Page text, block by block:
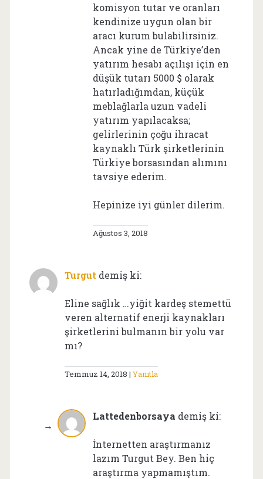
komisyon tutar ve oranları
kendinize uygun olan bir
aracı kurum bulabilirsiniz.
Ancak yine de Türkiye’den
yatırım hesabı açılışı için en
düşük tutarı 5000 $ olarak
hatırladığımdan, küçük
meblağlarla uzun vadeli
yatırım yapılacaksa;
gelirlerinin çoğu ihracat
kaynaklı Türk şirketlerinin
Türkiye borsasından alımını
tavsiye ederim.
Hepinize iyi günler dilerim.
Ağustos 3, 2018
Turgut demiş ki:
Eline sağlık …yiğit kardeş stemettü
veren alternatif enerji kaynakları
şirketlerini bulmanın bir yolu var
mı?
Temmuz 14, 2018 Yanıtla
Lattedenborsaya demiş ki:
İnternetten araştırmanız
lazım Turgut Bey. Ben hiç
araştırma yapmamıştım.